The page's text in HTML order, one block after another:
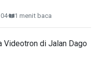
1 menit baca